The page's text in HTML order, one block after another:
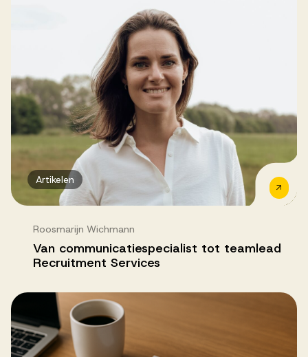
Artikelen
Roosmarijn Wichmann
Van communicatiespecialist tot teamlead
Recruitment Services